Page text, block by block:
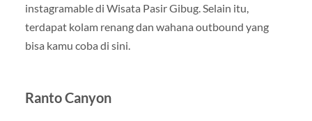
instagramable di Wisata Pasir Gibug. Selain itu,
terdapat kolam renang dan wahana outbound yang
bisa kamu coba di sini.
Ranto Canyon